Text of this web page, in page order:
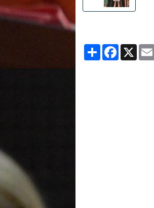
PartagerFacebook
X